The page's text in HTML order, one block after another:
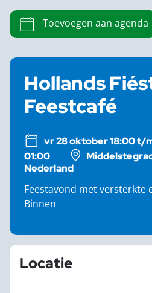
Hollands
Feestcafé
vr 28 oktober 18:00 t/
01:00
Nederland
Feestavond met versterkte
Binnen
Locatie
Toevoegen aan agenda